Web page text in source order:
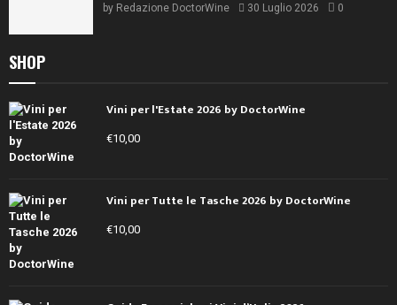
by Redazione DoctorWine 30 Luglio 2026 0
SHOP
Vini per l'Estate 2026 by DoctorWine
€10,00
Vini per Tutte le Tasche 2026 by DoctorWine
€10,00